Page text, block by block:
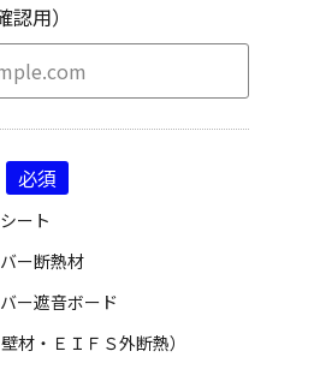
用）
必須
ート
ー断熱材
ー遮音ボード
材・ＥＩＦＳ外断熱）